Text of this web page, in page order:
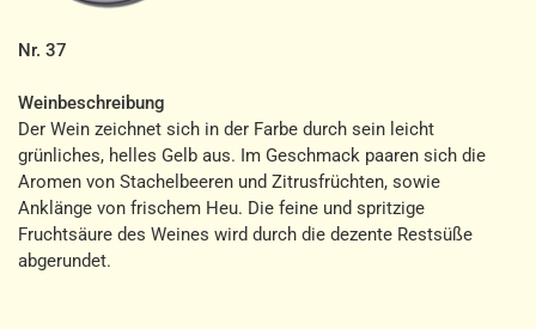
Nr. 37
Weinbeschreibung
Der Wein zeichnet sich in der Farbe durch sein leicht
grünliches, helles Gelb aus. Im Geschmack paaren sich die
Aromen von Stachelbeeren und Zitrusfrüchten, sowie
Anklänge von frischem Heu. Die feine und spritzige
Fruchtsäure des Weines wird durch die dezente Restsüße
abgerundet.